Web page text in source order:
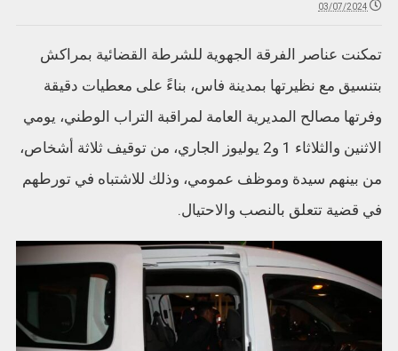
03/07/2024
تمكنت عناصر الفرقة الجهوية للشرطة القضائية بمراكش
بتنسيق مع نظيرتها بمدينة فاس، بناءً على معطيات دقيقة
وفرتها مصالح المديرية العامة لمراقبة التراب الوطني، يومي
الاثنين والثلاثاء 1 و2 يوليوز الجاري، من توقيف ثلاثة أشخاص،
من بينهم سيدة وموظف عمومي، وذلك للاشتباه في تورطهم
في قضية تتعلق بالنصب والاحتيال.